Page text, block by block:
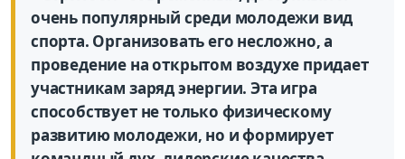
очень популярный среди молодежи вид
спорта. Организовать его несложно, а
проведение на открытом воздухе придает
участникам заряд энергии. Эта игра
способствует не только физическому
развитию молодежи, но и формирует